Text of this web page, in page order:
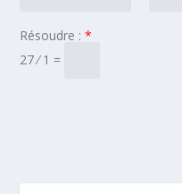
Résoudre :*
27 ⁄ 1 =